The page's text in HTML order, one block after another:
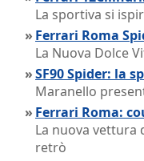
La sportiva si
» Ferrari Roma
La Nuova Dolce
»SF90 Spider: la
Maranello
» Ferrari Roma:
La nuova vettura
retrò